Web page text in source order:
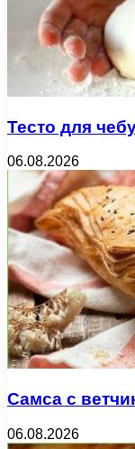
Тесто для
06.08.2026
Самса с
06.08.2026